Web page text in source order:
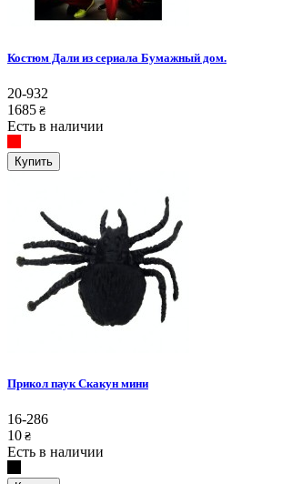
Костюм Дали из сериала Бумажный дом.
20-932
1685 ₴
Есть в наличии
Купить
Прикол паук Скакун мини
16-286
10 ₴
Есть в наличии